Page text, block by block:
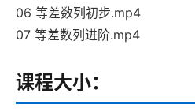
06 等差数列初步.mp4
07 等差数列进阶.mp4
课程大小：